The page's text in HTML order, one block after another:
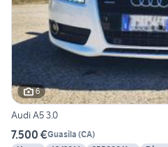
6
Audi A5 3.0
7.500 €Guasila (CA)